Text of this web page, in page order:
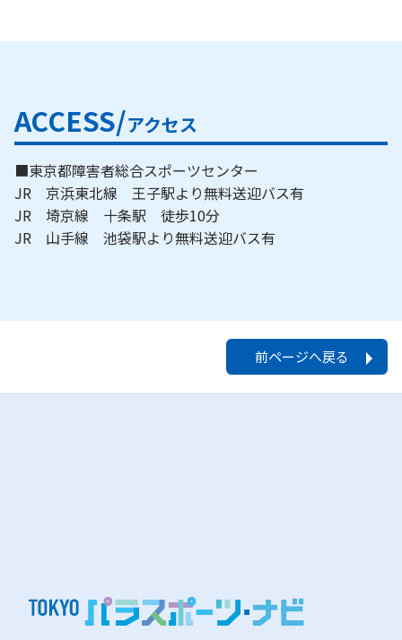
ACCESS/アクセス
■東京都障害者総合スポーツセンター
JR 京浜東北線 王子駅より無料送迎バス有
JR 埼京線 十条駅 徒歩10分
JR 山手線 池袋駅より無料送迎バス有
前ページへ戻る